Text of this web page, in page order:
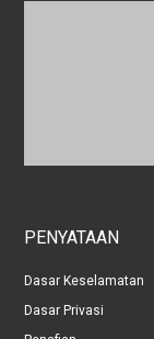
PENYATAAN
Dasar Keselamatan
Dasar Privasi